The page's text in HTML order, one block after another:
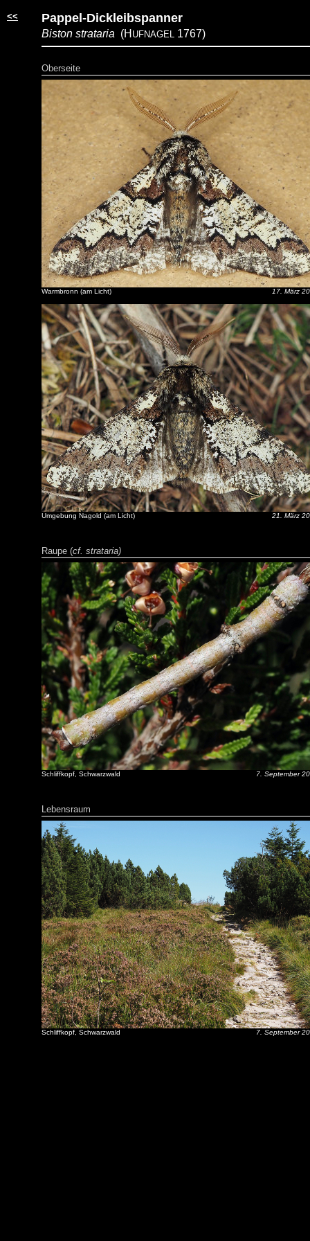
<< Pappel-Dickleibspanner
Biston strataria (H UFNAGEL 1767)
Oberseite
Warmbronn (am Licht) 17. März
Umgebung Nagold (am Licht) 21. März
Raupe (cf. strataria)
Schliffkopf, Schwarzwald 7. September
Lebensraum
Schliffkopf, Schwarzwald 7. September